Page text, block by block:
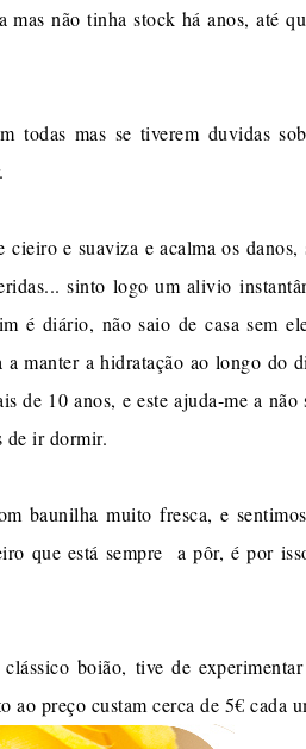
mas não tinha stock há anos, até
todas mas se tiverem duvidas
e suaviza e acalma os danos,
sinto logo um alivio
é diário, não saio de casa sem
manter a hidratação ao longo do
de 10 anos, e este ajuda-me a não
de ir dormir.
baunilha muito fresca, e
que está sempre a pôr, é por
boião, tive de
ao preço custam cerca de 5€ cada